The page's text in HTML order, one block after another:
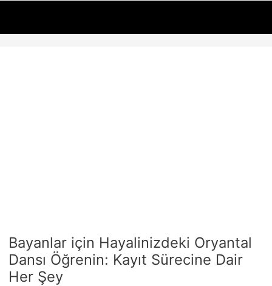
Bayanlar için Hayalinizdeki Oryantal
Dansı Öğrenin: Kayıt Sürecine Dair
Her Şey